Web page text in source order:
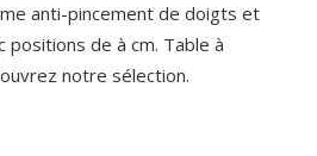
anti-pincement de doigts et
positions de à cm. Table à
notre sélection.